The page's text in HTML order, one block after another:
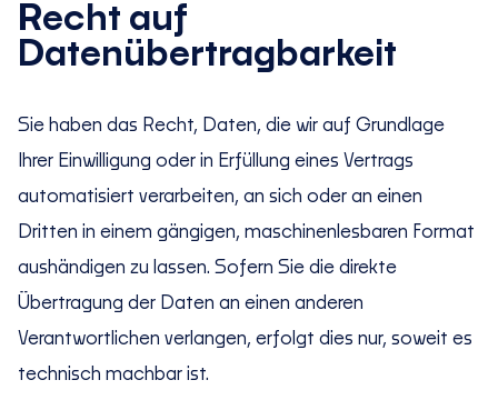
Recht auf
Datenübertragbarkeit
Sie haben das Recht, Daten, die wir auf Grundlage
Ihrer Einwilligung oder in Erfüllung eines Vertrags
automatisiert verarbeiten, an sich oder an einen
Dritten in einem gängigen, maschinenlesbaren Format
aushändigen zu lassen. Sofern Sie die direkte
Übertragung der Daten an einen anderen
Verantwortlichen verlangen, erfolgt dies nur, soweit es
technisch machbar ist.